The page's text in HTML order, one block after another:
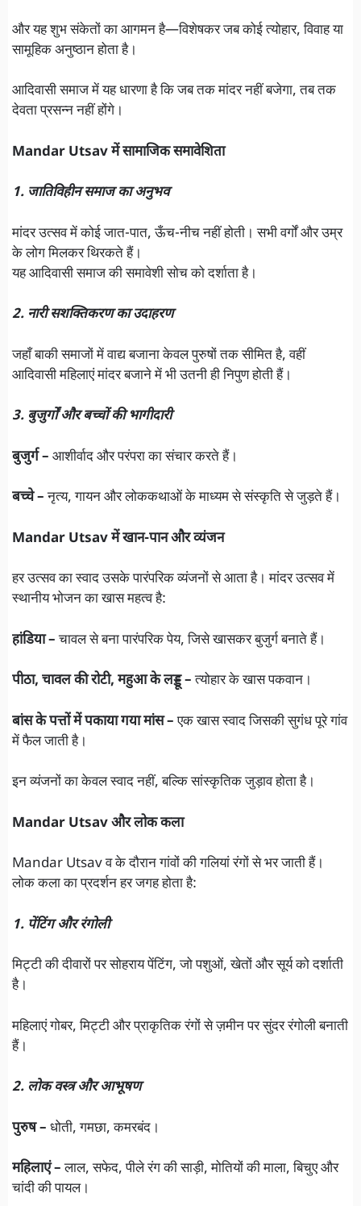
और यह शुभ संकेतों का आगमन है—विशेषकर जब कोई त्योहार, विवाह या
सामूहिक अनुष्ठान होता है।
आदिवासी समाज में यह धारणा है कि जब तक मांदर नहीं बजेगा, तब तक
देवता प्रसन्न नहीं होंगे।
Mandar Utsav में सामाजिक समावेशिता
1. जातिविहीन समाज का अनुभव
मांदर उत्सव में कोई जात-पात, ऊँच-नीच नहीं होती। सभी वर्गों और उम्र
के लोग मिलकर थिरकते हैं।
यह आदिवासी समाज की समावेशी सोच को दर्शाता है।
2. नारी सशक्तिकरण का उदाहरण
जहाँ बाकी समाजों में वाद्य बजाना केवल पुरुषों तक सीमित है, वहीं
आदिवासी महिलाएं मांदर बजाने में भी उतनी ही निपुण होती हैं।
3. बुजुर्गों और बच्चों की भागीदारी
बुजुर्ग – आशीर्वाद और परंपरा का संचार करते हैं।
बच्चे –नृत्य, गायन और लोककथाओं के माध्यम से संस्कृति से जुड़ते हैं।
Mandar Utsav में खान-पान और व्यंजन
हर उत्सव का स्वाद उसके पारंपरिक व्यंजनों से आता है। मांदर उत्सव में
स्थानीय भोजन का खास महत्व है:
हांडिया –चावल से बना पारंपरिक पेय, जिसे खासकर बुजुर्ग बनाते हैं।
पीठा, चावल की रोटी, महुआ के लड्डू –त्योहार के खास पकवान।
बांस के पत्तों में पकाया गया मांस –एक खास स्वाद जिसकी सुगंध पूरे गांव
में फैल जाती है।
इन व्यंजनों का केवल स्वाद नहीं, बल्कि सांस्कृतिक जुड़ाव होता है।
Mandar Utsav और लोक कला
Mandar Utsav व के दौरान गांवों की गलियां रंगों से भर जाती हैं।
लोक कला का प्रदर्शन हर जगह होता है:
1. पेंटिंग और रंगोली
मिट्टी की दीवारों पर सोहराय पेंटिंग, जो पशुओं, खेतों और सूर्य को दर्शाती
है।
महिलाएं गोबर, मिट्टी और प्राकृतिक रंगों से ज़मीन पर सुंदर रंगोली बनाती
हैं।
2. लोक वस्त्र और आभूषण
पुरुष – धोती, गमछा, कमरबंद।
महिलाएं –लाल, सफेद, पीले रंग की साड़ी, मोतियों की माला, बिचुए और
चांदी की पायल।